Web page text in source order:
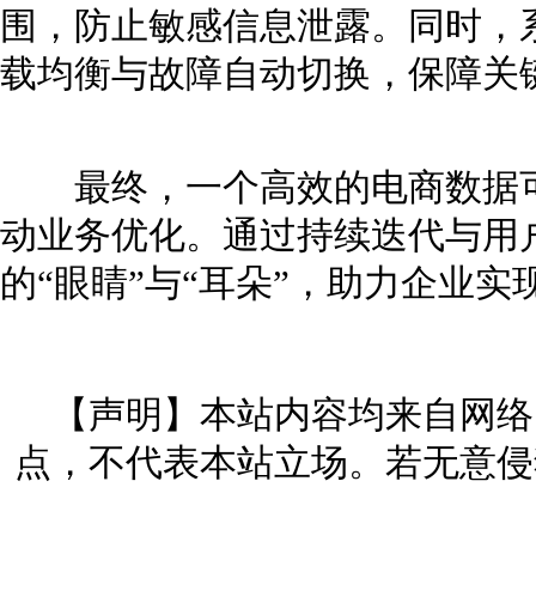
围，防止敏感信息泄露。同时
载均衡与故障自动切换，保障关
最终，一个高效的电商数据
动业务优化。通过持续迭代与
的“眼睛”与“耳朵”，助力企业实
【声明】本站内容均来自网
点，不代表本站立场。若无意